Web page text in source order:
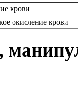
крови
окисление крови